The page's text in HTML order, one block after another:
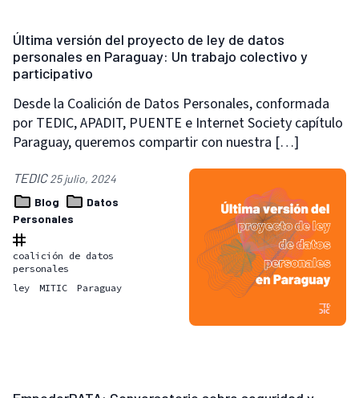
Última versión del proyecto de ley de datos
personales en Paraguay: Un trabajo colectivo y
participativo
Desde la Coalición de Datos Personales, conformada
por TEDIC, APADIT, PUENTE e Internet Society capítulo
Paraguay, queremos compartir con nuestra […]
TEDIC25 julio, 2024
Blog
Datos
Personales
coalición de datos
personales
ley
MITIC Paraguay